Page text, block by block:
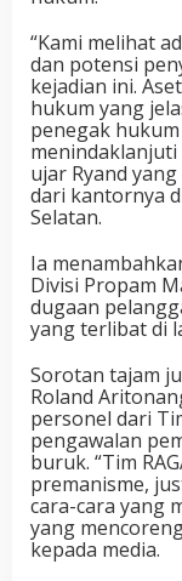
“Kami melihat
dan potensi
kejadian ini.
hukum yang
penegak
ujar Ryand
dari kantornya
Selatan.
Ia
Divisi Propam
dugaan
yang terlibat di
Sorotan tajam
Roland
personel dari
pengawalan
buruk. “Tim
premanisme,
cara-cara yang
yang
kepada media.